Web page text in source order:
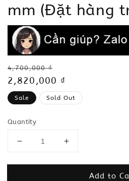
mm (Đặt hàng
Regular
price
4,700,000 ₫
Sale
price
2,820,000 ₫
Sale Sold Out
Quantity
Add to